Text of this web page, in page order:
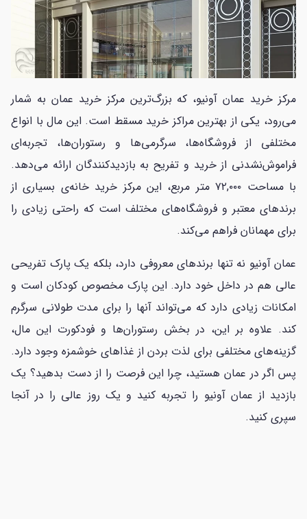
مرکز خرید عمان آونیو، که بزرگ‌ترین مرکز خرید عمان به شمار
می‌رود، یکی از بهترین مراکز خرید مسقط است. این مال با انواع
مختلفی از فروشگاه‌ها، سرگرمی‌ها و رستوران‌ها، تجربه‌ای
فراموش‌نشدنی از خرید و تفریح به بازدیدکنندگان ارائه می‌دهد.
با مساحت ۷۲,۰۰۰ متر مربع، این مرکز خرید خانه‌ی بسیاری از
برندهای معتبر و فروشگاه‌های مختلف است که راحتی زیادی را
برای مهمانان فراهم می‌کند.
عمان آونیو نه تنها برندهای معروفی دارد، بلکه یک پارک تفریحی
عالی هم در داخل خود دارد. این پارک مخصوص کودکان است و
امکانات زیادی دارد که می‌تواند آنها را برای مدت طولانی سرگرم
کند. علاوه بر این، در بخش رستوران‌ها و فودکورت این مال،
گزینه‌های مختلفی برای لذت بردن از غذاهای خوشمزه وجود دارد.
پس اگر در عمان هستید، چرا این فرصت را از دست بدهید؟ یک
بازدید از عمان آونیو را تجربه کنید و یک روز عالی را در آنجا
سپری کنید.